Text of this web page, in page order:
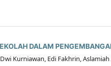
DALAM
Kurniawan, Edi Fakhrin,